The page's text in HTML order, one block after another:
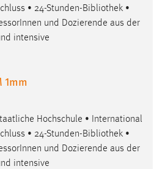
• 24-Stunden-Bibliothek •
und Dozierende aus der
intensive
1mm
Hochschule • International
• 24-Stunden-Bibliothek •
und Dozierende aus der
intensive